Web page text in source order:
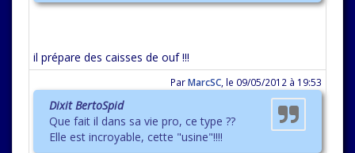
il prépare des caisses de ouf !!!
ParMarcSC le 09/05/2012 à 19:53
Dixit BertoSpid
Que fait il dans sa vie pro, ce type ??
Elle est incroyable, cette "usine"!!!!